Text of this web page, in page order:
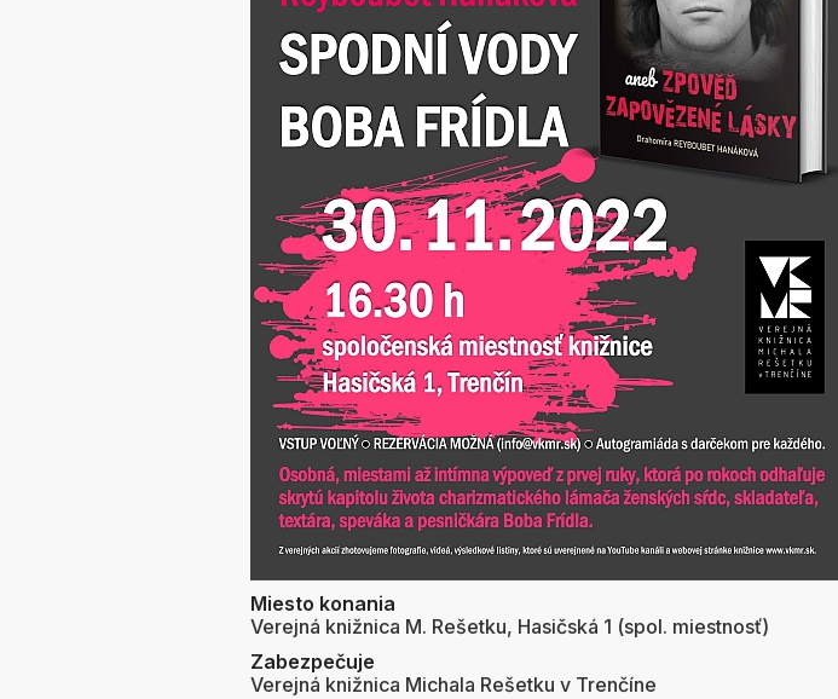
Miesto konania
Verejná knižnica M. Rešetku, Hasičská 1 (spol. miestnosť)
Zabezpečuje
Verejná knižnica Michala Rešetku v Trenčíne